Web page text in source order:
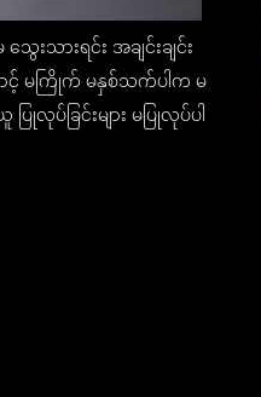
သားရင်း အချင်းချင်း
င့် မကြိုက် မနှစ်သက်ပါက မ
လုပ်ခြင်းများ မပြုလုပ်ပါ